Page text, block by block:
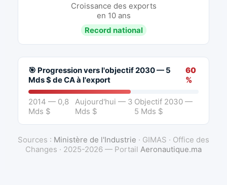
Croissance des exports
en 10 ans
Record national
🎯 Progression vers l'objectif 2030 — 5
Mds $ de CA à l'export
60
%
2014 — 0,8
Mds $
Aujourd'hui — 3
Mds $
Objectif 2030 —
5 Mds $
Sources : Ministère de l'Industrie · GIMAS · Office des
Changes · 2025-2026 — Portail Aeronautique.ma